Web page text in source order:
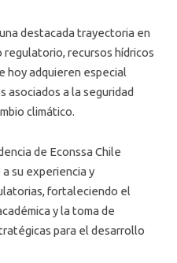
destacada trayectoria en
regulatorio, recursos hídricos
hoy adquieren especial
asociados a la seguridad
climático.
de Econssa Chile
su experiencia y
fortaleciendo el
y la toma de
para el desarrollo